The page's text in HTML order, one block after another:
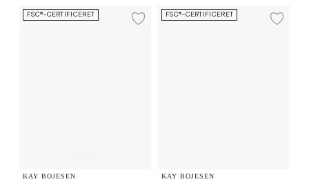
Studenterhue lille
FSC®-CERTIFICERET
Tilføj til ønskeliste
KAY BOJESEN
Studenterhue mini
FSC®-CERTIFICERET
KAY BOJESEN